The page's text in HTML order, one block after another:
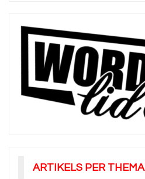
ARTIKELS PER THEMA